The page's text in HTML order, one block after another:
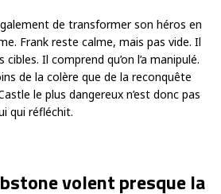
de transformer son héros en
Frank reste calme, mais pas vide. Il
Il comprend qu’on l’a manipulé.
de la colère que de la reconquête
le plus dangereux n’est donc pas
qui réfléchit.
volent presque la